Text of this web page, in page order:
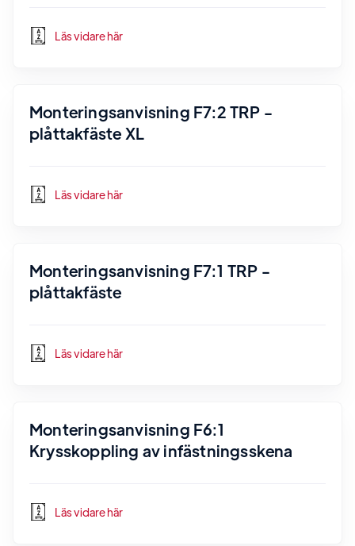
Läs vidare här
Monteringsanvisning F7:2 TRP -
plåttakfäste XL
Läs vidare här
Monteringsanvisning F7:1 TRP -
plåttakfäste
Läs vidare här
Monteringsanvisning F6:1
Krysskoppling av infästningsskena
Läs vidare här